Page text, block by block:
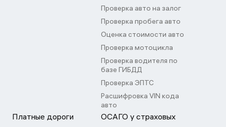
Проверка авто на залог
Проверка пробега авто
Оценка стоимости авто
Проверка мотоцикла
Проверка водителя по
базе ГИБДД
Проверка ЭПТС
Расшифровка VIN кода
авто
Платные дороги ОСАГО у страховых